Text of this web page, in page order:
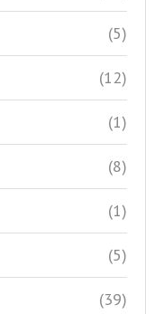
(5)
(12)
(1)
(8)
(1)
(5)
(39)